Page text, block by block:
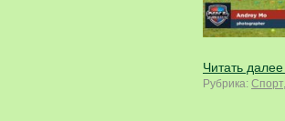
Читать далее
Рубрика: Спорт,